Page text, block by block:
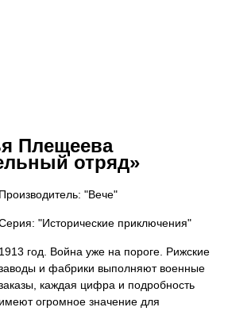
Плещеева
отряд»
Производитель: "Вече"
"Исторические приключения"
1913 год. Война уже на пороге. Рижские
и фабрики выполняют военные
каждая цифра и подробность
имеют огромное значение для